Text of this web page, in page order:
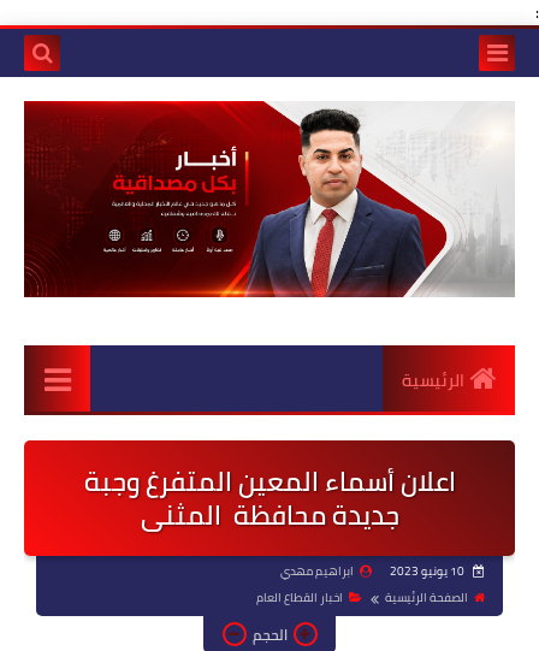
:
الرئيسية
اعلان أسماء المعين المتفرغ وجبة
جديدة محافظة المثنى
10 يونيو 2023
ابراهيم مهدي
الصفحة الرئيسية
اخبار القطاع العام
الحجم